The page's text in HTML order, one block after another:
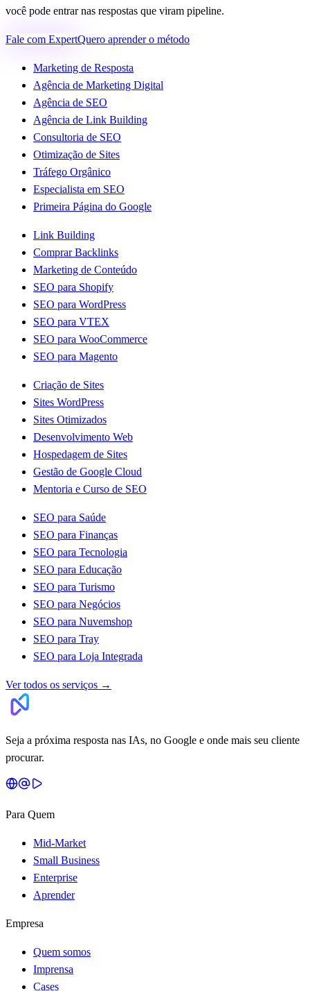
você pode entrar nas respostas que viram pipeline.
Fale com ExpertQuero aprender o método
Marketing de Resposta
Agência de Marketing Digital
Agência de SEO
Agência de Link Building
Consultoria de SEO
Otimização de Sites
Tráfego Orgânico
Especialista em SEO
Primeira Página do Google
Link Building
Comprar Backlinks
Marketing de Conteúdo
SEO para Shopify
SEO para WordPress
SEO para VTEX
SEO para WooCommerce
SEO para Magento
Criação de Sites
Sites WordPress
Sites Otimizados
Desenvolvimento Web
Hospedagem de Sites
Gestão de Google Cloud
Mentoria e Curso de SEO
SEO para Saúde
SEO para Finanças
SEO para Tecnologia
SEO para Educação
SEO para Turismo
SEO para Negócios
SEO para Nuvemshop
SEO para Tray
SEO para Loja Integrada
Ver todos os serviços →
Seja a próxima resposta nas IAs, no Google e onde mais seu cliente
procurar.
Para Quem
Mid-Market
Small Business
Enterprise
Aprender
Empresa
Quem somos
Imprensa
Cases